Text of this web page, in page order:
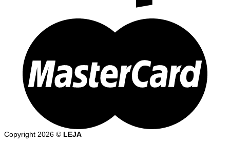
Copyright 2026 © LEJA